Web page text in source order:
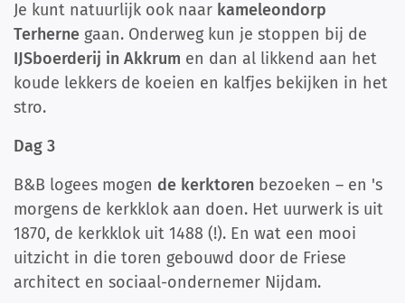
Je kunt natuurlijk ook naar kameleondorp
Terherne gaan. Onderweg kun je stoppen bij de
IJSboerderij in Akkrum en dan al likkend aan het
koude lekkers de koeien en kalfjes bekijken in het
stro.
Dag 3
B&B logees mogen de kerktoren bezoeken – en 's
morgens de kerkklok aan doen. Het uurwerk is uit
1870, de kerkklok uit 1488 (!). En wat een mooi
uitzicht in die toren gebouwd door de Friese
architect en sociaal-ondernemer Nijdam.